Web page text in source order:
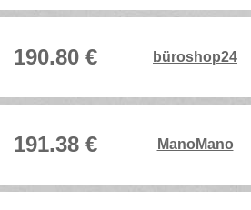
190.80 € büroshop24
191.38 € ManoMano